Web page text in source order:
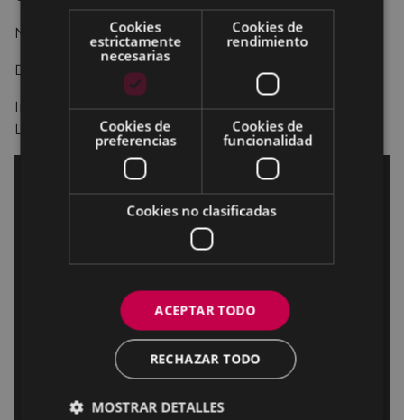
No recomendada para menores de 12 años.
Dirección: Pep Antón, Jordi Sánchez.
Intérpretes: Carlos Areces,Jordi Sánchez,Loles
León.
Cookies
estrictamente
necesarias
Cookies de
rendimiento
Cookies de
preferencias
Cookies de
funcionalidad
Cookies no clasificadas
ACEPTAR TODO
RECHAZAR TODO
MOSTRAR DETALLES